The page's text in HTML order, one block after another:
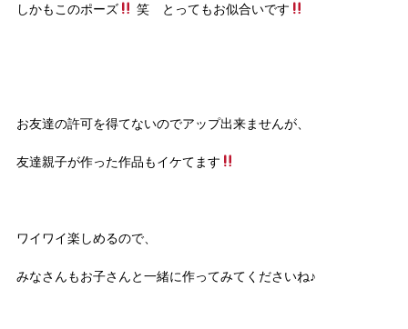
しかもこのポーズ 笑 とってもお似合いです
お友達の許可を得てないのでアップ出来ませんが、
友達親子が作った作品もイケてます
ワイワイ楽しめるので、
みなさんもお子さんと一緒に作ってみてくださいね♪